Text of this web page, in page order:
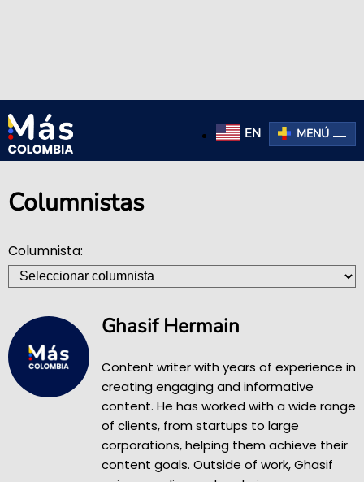
EN MENÚ
Columnistas
Columnista:
Ghasif Hermain
Content writer with years of experience in
creating engaging and informative
content. He has worked with a wide range
of clients, from startups to large
corporations, helping them achieve their
content goals. Outside of work, Ghasif